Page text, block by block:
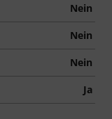
Nein
Nein
Nein
Ja